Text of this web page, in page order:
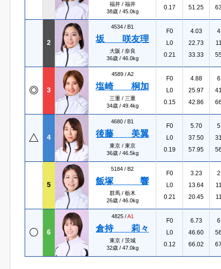
福井 / 福井
38歳 / 45.0kg
0.17
51.25
2
4534 / B1
坂 咲友理
大阪 / 奈良
36歳 / 46.0kg
F0
L0
0.21
4.03
22.73
33.33
3
4589 /A2
塩崎 桐加
三重 / 三重
34歳 / 49.4kg
F0
L0
0.15
4.88
25.97
42.86
4
4680 / B1
後藤 美翼
東京 / 東京
36歳 / 46.5kg
F0
L0
0.19
5.70
37.50
57.95
5
5184 / B2
飯塚 響
群馬 / 栃木
26歳 / 46.0kg
F0
L0
0.21
3.23
13.64
20.45
6
4825 /A1
倉持 莉々
東京 / 茨城
32歳 / 47.0kg
F0
L0
0.12
6.73
46.60
66.02